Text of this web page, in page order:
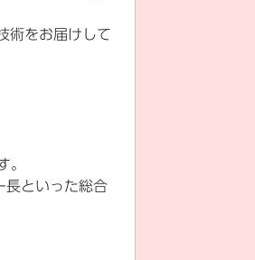
術をお届けして
。
長といった総合